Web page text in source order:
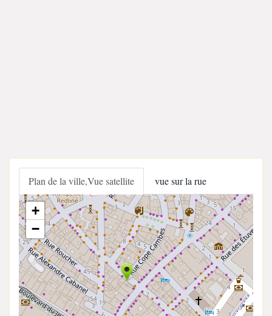
Plan de la ville,Vue satellite vue sur la rue
+
−